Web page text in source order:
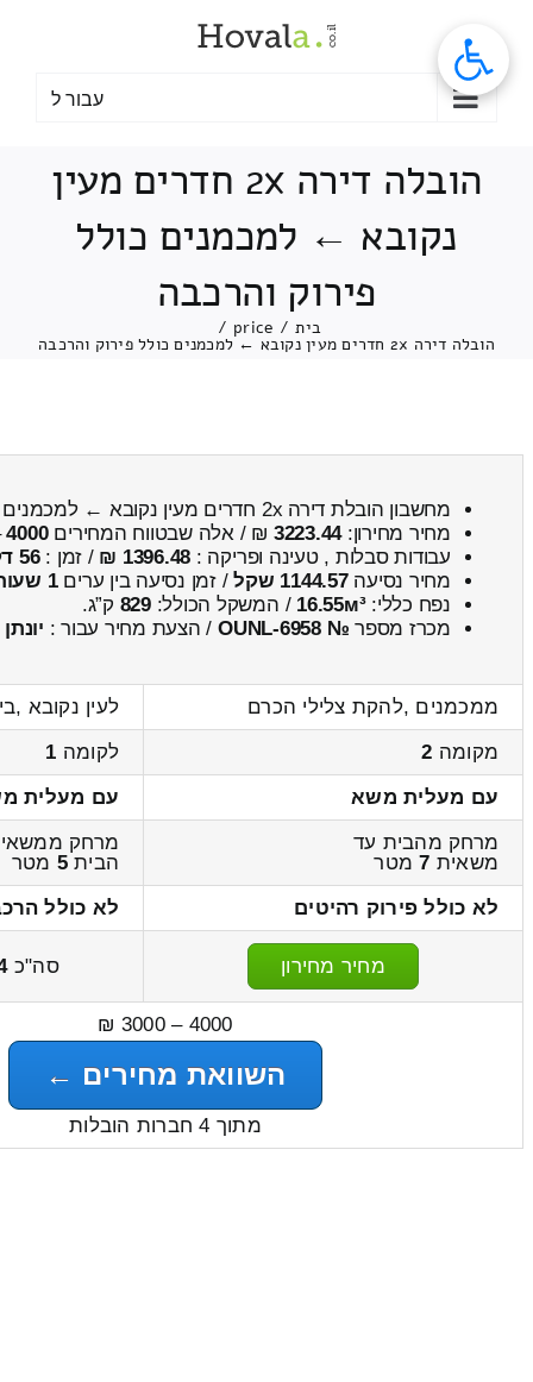
עבור ל
הובלה דירה 2x חדרים מעין
נקובא ← למכמנים כולל
פירוק והרכבה
בית /
price
/
הובלה דירה 2x חדרים מעין נקובא ← למכמנים כולל פירוק והרכבה
מחשבון הובלת דירה 2x חדרים מעין נקובא ← למכמנים
מחיר מחירון:3223.44 ₪ / אלה שבטווח המחירים4000
עבודות סבלות , טעינה ופריקה : 1396.48 ₪ / זמן :56 דקות 48 שניות
מחיר נסיעה1144.57 שקל / זמן נסיעה בין ערים1 שעות , 25 דקות
נפח כללי:16.55м³ / המשקל הכולל:829 ק”ג.
מכרז מספר № OUNL-6958 / הצעת מחיר עבור : יונתן
ממכמנים ,להקת צלילי הכרם
לעין נקובא
מקומה 2 לקומה 1
עם מעלית משא
עם מעלית
מרחק מהבית עד
משאית 7מטר
מרחק
הבית5 מטר
לא כולל פירוק רהיטים
לא כולל
מחיר מחירון סה"כ
4000 – 3000 ₪
השוואת מחירים ←
מתוך 4 חברות הובלות